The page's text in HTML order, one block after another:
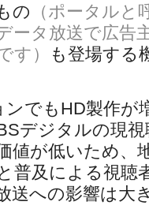
の （ポータルと
ータ放送で広告
す）
も登場する
でもHD製作が
デジタルの現
値が低いため、
普及による視聴
送への影響は大